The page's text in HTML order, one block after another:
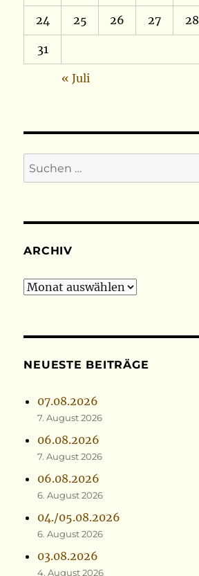
24 25 26 27 28
31
« Juli
Suchen
nach:
ARCHIV
Archiv
NEUESTE BEITRÄGE
07.08.2026
7. August 2026
06.08.2026
7. August 2026
06.08.2026
6. August 2026
04./05.08.2026
6. August 2026
03.08.2026
4. August 2026